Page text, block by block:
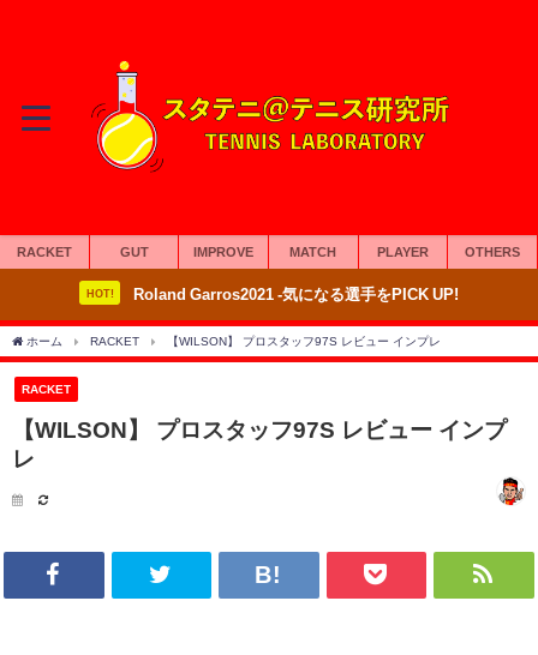
RACKET GUT IMPROVE MATCH PLAYER OTHERS
HOT! Roland Garros2021 -気になる選手をPICK UP!
ホーム RACKET 【WILSON】 プロスタッフ97S レビュー インプレ
RACKET
【WILSON】 プロスタッフ97S レビュー インプ
レ